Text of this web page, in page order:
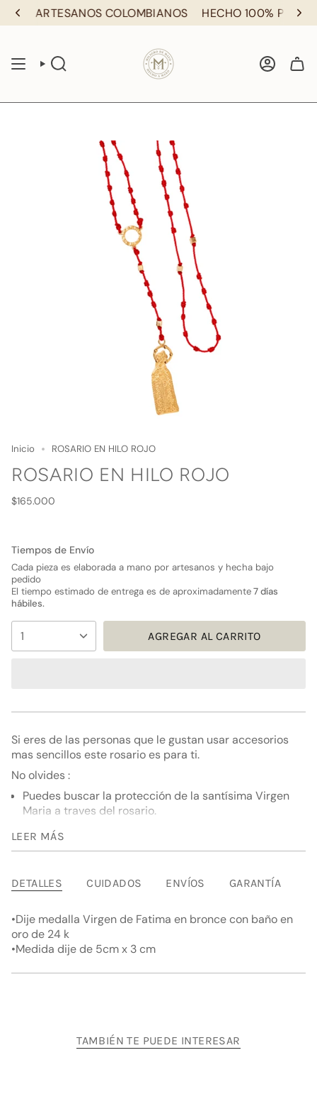
ARTESANOS COLOMBIANOS HECHO 100% POR
BÚSQUEDA CUENTA
Inicio ROSARIO EN HILO ROJO
ROSARIO EN HILO ROJO
Precio
$165.000
Tiempos de Envío
Cada pieza es elaborada a mano por artesanos y hecha bajo
pedido
El tiempo estimado de entrega es de aproximadamente7 días
hábiles.
<span
}}
</span>
en
el
carrito",
"decrease"=>"Disminuir
cantidad
{{
product
"multiples_of"=>"Incrementos
de
quantity
}}",
"minimum_of"=>"Mínimo
de
1 AGREGAR AL CARRITO
Si eres de las personas que le gustan usar accesorios
mas sencillos este rosario es para ti.
No olvides :
Puedes buscar la protección de la santísima Virgen
Maria a traves del rosario.
Diseño
Dije medalla Virgen de Fatima en bronce con baño en
Medida dije de 5cm x 3 cm
LEER MÁS
DETALLES CUIDADOS ENVÍOS GARANTÍA
•Dije medalla Virgen de Fatima en bronce con baño en
oro de 24 k
•Medida dije de 5cm x 3 cm
TAMBIÉN TE PUEDE INTERESAR